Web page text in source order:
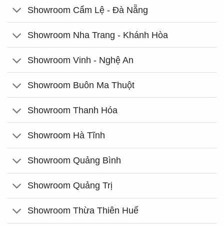
Showroom Cẩm Lệ - Đà Nẵng
Showroom Nha Trang - Khánh Hòa
Showroom Vinh - Nghệ An
Showroom Buôn Ma Thuột
Showroom Thanh Hóa
Showroom Hà Tĩnh
Showroom Quảng Bình
Showroom Quảng Trị
Showroom Thừa Thiên Huế